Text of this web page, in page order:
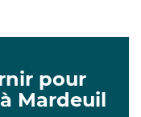
pour
Mardeuil